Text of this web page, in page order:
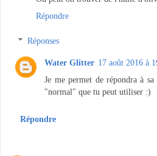
Répondre
Réponses
Water Glitter 17 août 2016 à
Je me permet de répondra à
"normal" que tu peut utiliser :)
Répondre